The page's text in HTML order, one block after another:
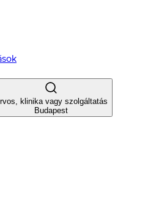
klinika vagy szolgáltatás
Budapest